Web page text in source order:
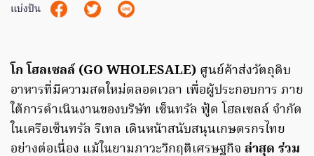
แบ่งปัน
โก โฮลเซลล์ (GO WHOLESALE) ศูนย์ค้าส่งวัตถุดิบ
อาหารที่มีความสดใหม่ตลอดเวลา เพื่อผู้ประกอบการ ภาย
ใต้การดำเนินงานของบริษัท เซ็นทรัล ฟู้ด โฮลเซลล์ จำกัด
ในเครือเซ็นทรัล รีเทล เดินหน้าสนับสนุนเกษตรกรไทย
อย่างต่อเนื่อง แม้ในยามภาวะวิกฤติเศรษฐกิจ ล่าสุด ร่วม